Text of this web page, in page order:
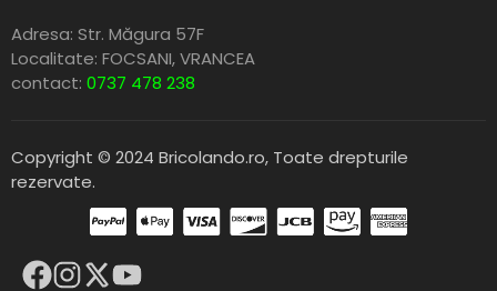
Adresa: Str. Măgura 57F
Localitate: FOCSANI,VRANCEA
contact: 0737 478 238
Copyright © 2024 Bricolando.ro, Toate drepturile
rezervate.